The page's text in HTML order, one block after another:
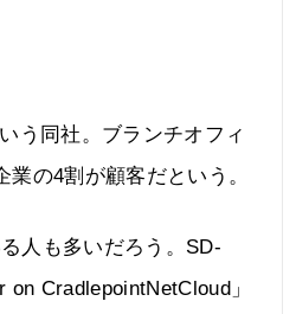
う同社。ブランチオフィ
の4割が顧客だという。
人も多いだろう。SD-
CradlepointNetCloud」